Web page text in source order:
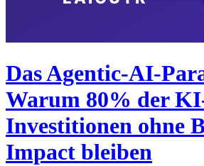
Das Agentic-AI-
Warum 80% der
Investitionen ohne
Impact bleiben